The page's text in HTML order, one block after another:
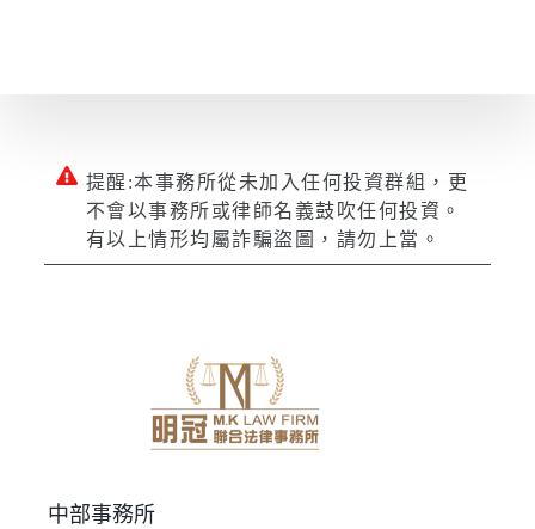
提醒:本事務所從未加入任何投資群組，更
不會以事務所或律師名義鼓吹任何投資。
有以上情形均屬詐騙盜圖，請勿上當。
中部事務所